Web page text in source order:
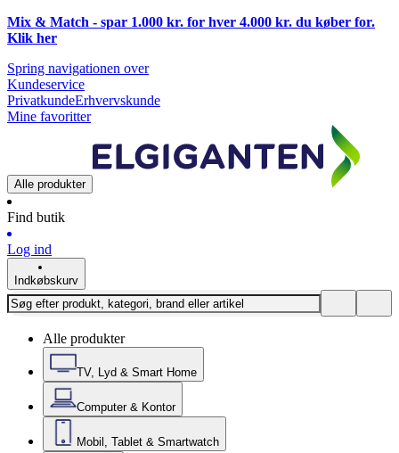
Mix & Match - spar 1.000 kr. for hver 4.000 kr. du køber for.
Klik her
Spring navigationen over
Kundeservice
PrivatkundeErhvervskunde
Mine favoritter
Alle produkter
Find butik
Log ind
Indkøbskurv
Alle produkter
TV, Lyd & Smart Home
Computer & Kontor
Mobil, Tablet & Smartwatch